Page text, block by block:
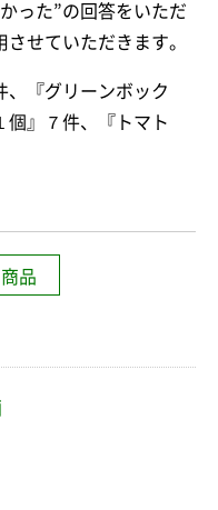
った”の回答をいただ
せていただきます。
『グリーンボック
』７件、『トマト
商品